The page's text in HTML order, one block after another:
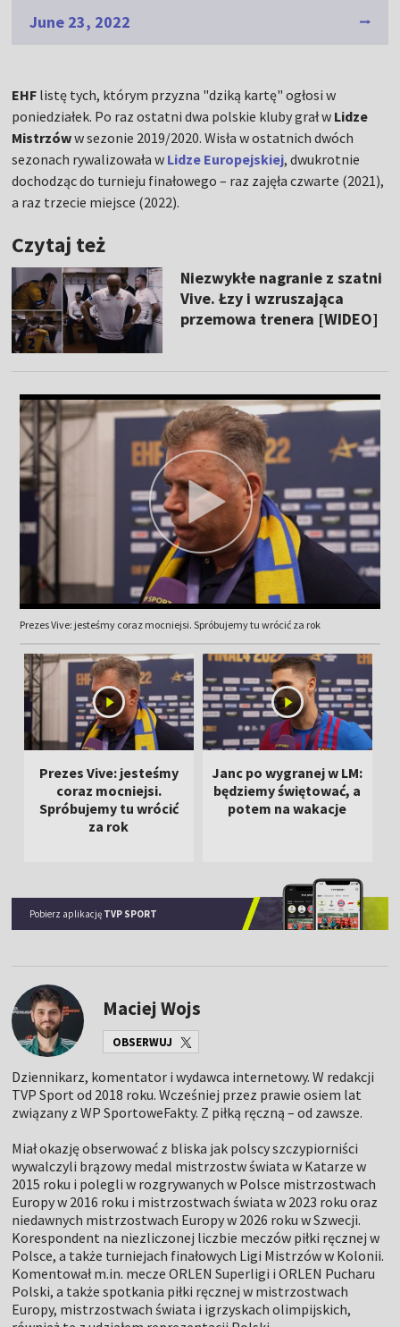
June 23, 2022
EHF listę tych, którym przyzna "dziką kartę" ogłosi w
poniedziałek. Po raz ostatni dwa polskie kluby grał w Lidze
Mistrzóww sezonie 2019/2020. Wisła w ostatnich dwóch
sezonach rywalizowała w Lidze Europejskiej, dwukrotnie
dochodząc do turnieju finałowego – raz zajęła czwarte (2021),
a raz trzecie miejsce (2022).
Czytaj też
Niezwykłe nagranie z szatni
Vive. Łzy i wzruszająca
przemowa trenera [WIDEO]
Prezes Vive: jesteśmy coraz mocniejsi. Spróbujemy tu wrócić za rok
Prezes Vive: jesteśmy
coraz mocniejsi.
Spróbujemy tu wrócić
za rok
Janc po wygranej w LM:
będziemy świętować, a
potem na wakacje
Pobierz aplikację TVP SPORT
Maciej Wojs
OBSERWUJ
Dziennikarz, komentator i wydawca internetowy. W redakcji
TVP Sport od 2018 roku. Wcześniej przez prawie osiem lat
związany z WP SportoweFakty. Z piłką ręczną – od zawsze.
Miał okazję obserwować z bliska jak polscy szczypiorniści
wywalczyli brązowy medal mistrzostw świata w Katarze w
2015 roku i polegli w rozgrywanych w Polsce mistrzostwach
Europy w 2016 roku i mistrzostwach świata w 2023 roku oraz
niedawnych mistrzostwach Europy w 2026 roku w Szwecji.
Korespondent na niezliczonej liczbie meczów piłki ręcznej w
Polsce, a także turniejach finałowych Ligi Mistrzów w Kolonii.
Komentował m.in. mecze ORLEN Superligi i ORLEN Pucharu
Polski, a także spotkania piłki ręcznej w mistrzostwach
Europy, mistrzostwach świata i igrzyskach olimpijskich,